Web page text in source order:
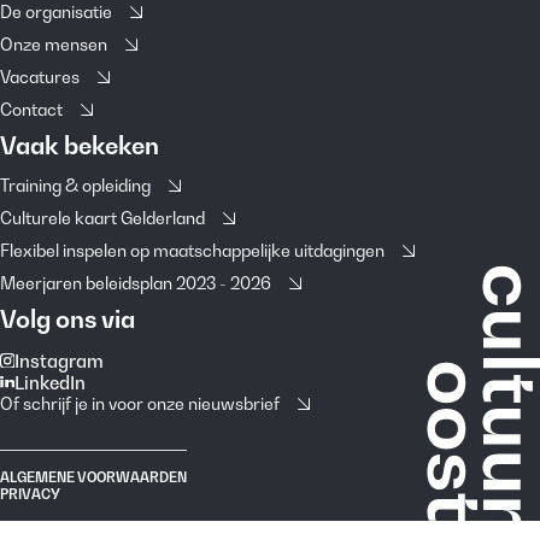
De organisatie
Onze mensen
Vacatures
Contact
Vaak bekeken
Training & opleiding
Culturele kaart Gelderland
Flexibel inspelen op maatschappelijke uitdagingen
Meerjaren beleidsplan 2023 - 2026
Volg ons via
Instagram
LinkedIn
Of schrijf je in voor onze nieuwsbrief
ALGEMENE VOORWAARDEN
PRIVACY